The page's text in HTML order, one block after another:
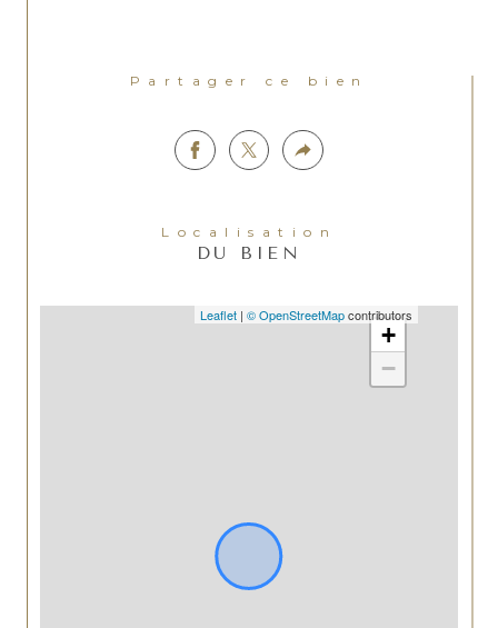
Partager ce bien
Localisation
DU BIEN
+
−
Leaflet | © OpenStreetMapcontributors